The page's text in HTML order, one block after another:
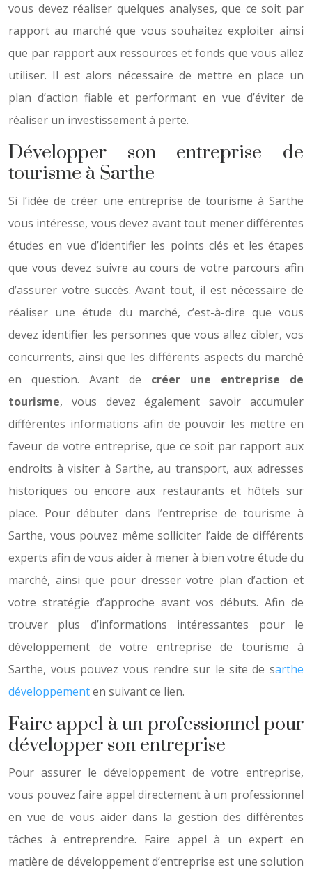
vous devez réaliser quelques analyses, que ce soit par
rapport au marché que vous souhaitez exploiter ainsi
que par rapport aux ressources et fonds que vous allez
utiliser. Il est alors nécessaire de mettre en place un
plan d’action fiable et performant en vue d’éviter de
réaliser un investissement à perte.
Développer son entreprise de
tourisme à Sarthe
Si l’idée de créer une entreprise de tourisme à Sarthe
vous intéresse, vous devez avant tout mener différentes
études en vue d’identifier les points clés et les étapes
que vous devez suivre au cours de votre parcours afin
d’assurer votre succès. Avant tout, il est nécessaire de
réaliser une étude du marché, c’est-à-dire que vous
devez identifier les personnes que vous allez cibler, vos
concurrents, ainsi que les différents aspects du marché
en question. Avant de créer une entreprise de
tourisme, vous devez également savoir accumuler
différentes informations afin de pouvoir les mettre en
faveur de votre entreprise, que ce soit par rapport aux
endroits à visiter à Sarthe, au transport, aux adresses
historiques ou encore aux restaurants et hôtels sur
place. Pour débuter dans l’entreprise de tourisme à
Sarthe, vous pouvez même solliciter l’aide de différents
experts afin de vous aider à mener à bien votre étude du
marché, ainsi que pour dresser votre plan d’action et
votre stratégie d’approche avant vos débuts. Afin de
trouver plus d’informations intéressantes pour le
développement de votre entreprise de tourisme à
Sarthe, vous pouvez vous rendre sur le site de sarthe
développementen suivant ce lien.
Faire appel à un professionnel pour
développer son entreprise
Pour assurer le développement de votre entreprise,
vous pouvez faire appel directement à un professionnel
en vue de vous aider dans la gestion des différentes
tâches à entreprendre. Faire appel à un expert en
matière de développement d’entreprise est une solution